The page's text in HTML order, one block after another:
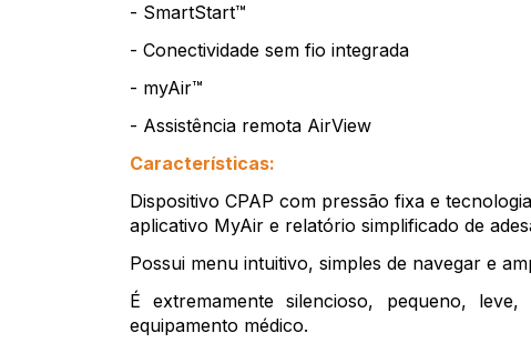
- SmartStart™
- Conectividade sem fio integrada
- myAir™
- Assistência remota AirView
Características:
Dispositivo CPAP com pressão fixa e
aplicativo MyAir e relatório simplificado de
Possui menu intuitivo, simples de navegar e
É extremamente silencioso, pequeno,
equipamento médico.